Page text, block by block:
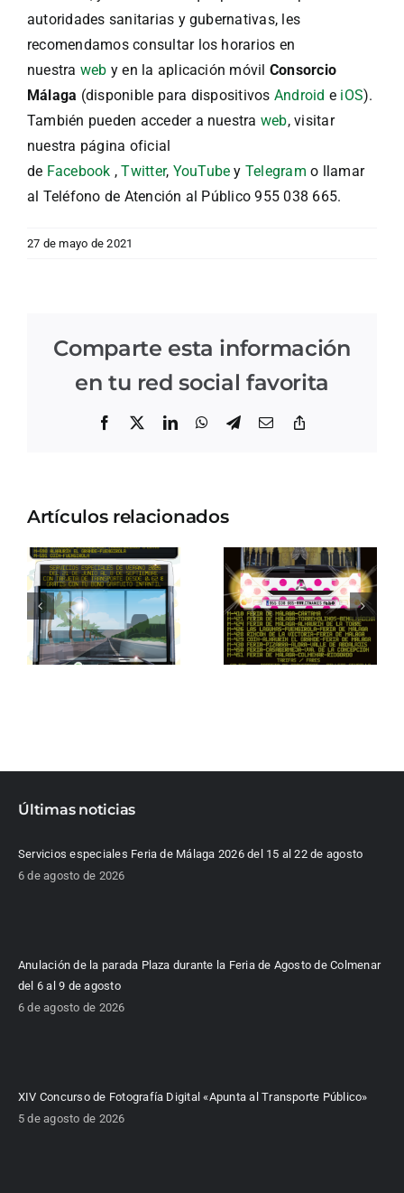
autoridades sanitarias y gubernativas, les
recomendamos consultar los horarios en
nuestra web y en la aplicación móvil Consorcio
Málaga (disponible para dispositivos Android e iOS).
También pueden acceder a nuestra web, visitar
nuestra página oficial
de Facebook ,Twitter, YouTube y Telegramo llamar
al Teléfono de Atención al Público 955 038 665.
27 de mayo de 2021
Comparte esta información
en tu red social favorita
Facebook LinkedInWhatsApp
Telegram
Correo
Artículos relacionados
Últimas noticias
Servicios especiales Feria de Málaga 2026 del 15 al 22 de agosto
6 de agosto de 2026
Anulación de la parada Plaza durante la Feria de Agosto de Colmenar
del 6 al 9 de agosto
6 de agosto de 2026
XIV Concurso de Fotografía Digital «Apunta al Transporte Público»
5 de agosto de 2026